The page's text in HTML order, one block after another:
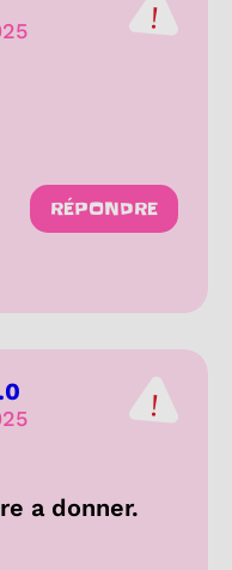
RÉPONDRE
a donner.